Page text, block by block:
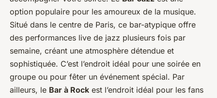
option populaire pour les amoureux de la musique.
Situé dans le centre de Paris, ce bar-atypique offre
des performances live de jazz plusieurs fois par
semaine, créant une atmosphère détendue et
sophistiquée. C’est l’endroit idéal pour une soirée en
groupe ou pour fêter un événement spécial. Par
ailleurs, le Bar à Rock est l’endroit idéal pour les fans